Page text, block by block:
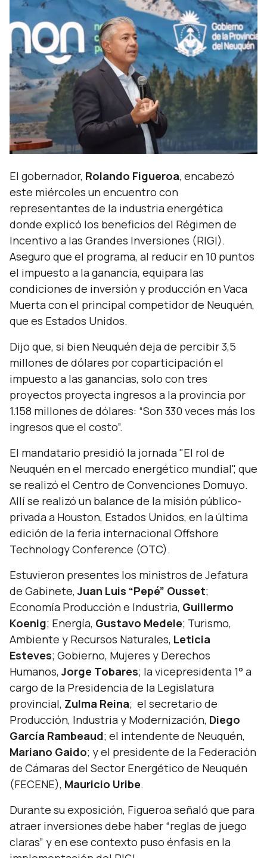
El gobernador, Rolando Figueroa, encabezó
este miércoles un encuentro con
representantes de la industria energética
donde explicó los beneficios del Régimen de
Incentivo a las Grandes Inversiones (RIGI).
Aseguro que el programa, al reducir en 10 puntos
el impuesto a la ganancia, equipara las
condiciones de inversión y producción en Vaca
Muerta con el principal competidor de Neuquén,
que es Estados Unidos.
Dijo que, si bien Neuquén deja de percibir 3,5
millones de dólares por coparticipación el
impuesto a las ganancias, solo con tres
proyectos proyecta ingresos a la provincia por
1.158 millones de dólares: “Son 330 veces más los
ingresos que el costo”.
El mandatario presidió la jornada "El rol de
Neuquén en el mercado energético mundial", que
se realizó el Centro de Convenciones Domuyo.
Allí se realizó un balance de la misión público-
privada a Houston, Estados Unidos, en la última
edición de la feria internacional Offshore
Technology Conference (OTC).
Estuvieron presentes los ministros de Jefatura
de Gabinete,Juan Luis “Pepé” Ousset;
Economía Producción e Industria, Guillermo
Koenig; Energía, Gustavo Medele; Turismo,
Ambiente y Recursos Naturales, Leticia
Esteves; Gobierno, Mujeres y Derechos
Humanos,Jorge Tobares; la vicepresidenta 1° a
cargo de la Presidencia de la Legislatura
provincial, Zulma Reina; el secretario de
Producción, Industria y Modernización, Diego
García Rambeaud; el intendente de Neuquén,
Mariano Gaido; y el presidente de la Federación
de Cámaras del Sector Energético de Neuquén
(FECENE), Mauricio Uribe.
Durante su exposición, Figueroa señaló que para
atraer inversiones debe haber “reglas de juego
claras” y en ese contexto puso énfasis en la